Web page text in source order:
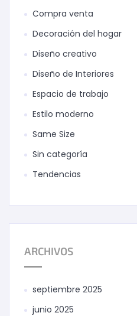
Compra venta
Decoración del hogar
Diseño creativo
Diseño de Interiores
Espacio de trabajo
Estilo moderno
Same Size
Sin categoría
Tendencias
ARCHIVOS
septiembre 2025
junio 2025